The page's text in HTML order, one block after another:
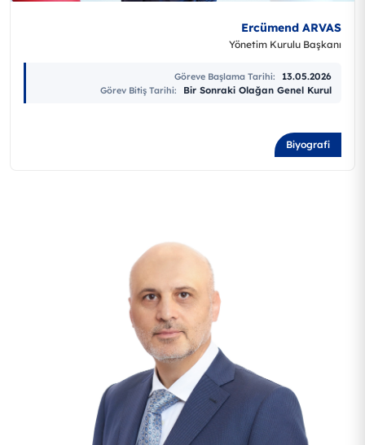
Ercümend ARVAS
Yönetim Kurulu Başkanı
Göreve Başlama Tarihi: 13.05.2026
Görev Bitiş Tarihi: Bir Sonraki Olağan Genel Kurul
Biyografi